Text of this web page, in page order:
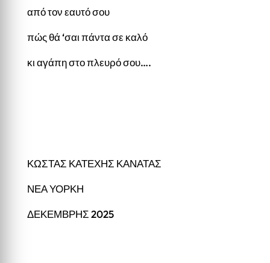
από τον εαυτό σου
πώς θά ‘σαι πάντα σε καλό
κι αγάπη στο πλευρό σου….
ΚΩΣΤΑΣ ΚΑΤΕΧΗΣ ΚΑΝΑΤΑΣ
ΝΕΑ ΥΟΡΚΗ
ΔΕΚΕΜΒΡΗΣ 2025